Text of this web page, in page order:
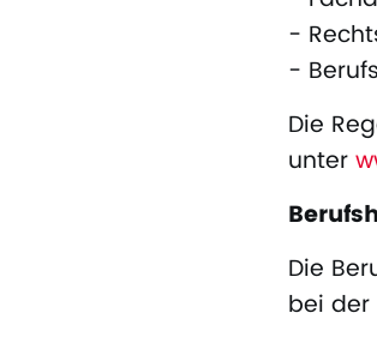
-
-
Die
unter
Die
bei der